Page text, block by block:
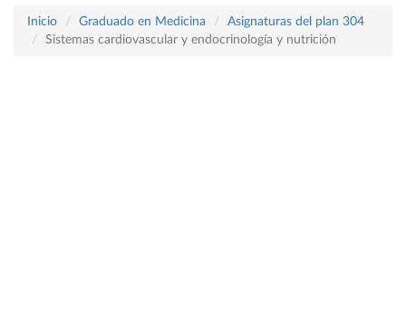
Inicio Graduado en Medicina
Asignaturas del plan 304
Sistemas cardiovascular y endocrinología y nutrición